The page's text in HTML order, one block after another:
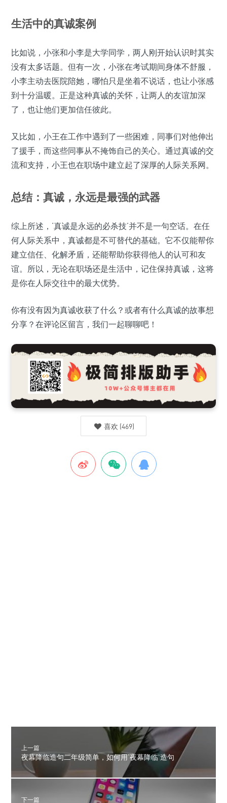
生活中的真诚案例
比如说，小张和小李是大学同学，两人刚开始认识时其实
没有太多话题。但有一次，小张在考试期间身体不舒服，
小李主动去医院陪她，哪怕只是坐着不说话，也让小张感
到十分温暖。正是这种真诚的关怀，让两人的友谊加深
了，也让他们更加信任彼此。
又比如，小王在工作中遇到了一些困难，同事们对他伸出
了援手，而这些同事从不掩饰自己的关心。通过真诚的交
流和支持，小王也在职场中建立起了深厚的人际关系网。
总结：真诚，永远是最强的武器
综上所述，‘真诚是永远的必杀技’并不是一句空话。在任
何人际关系中，真诚都是不可替代的基础。它不仅能帮你
建立信任、化解矛盾，还能帮助你获得他人的认可和友
谊。所以，无论在职场还是生活中，记住保持真诚，这将
是你在人际交往中的最大优势。
你有没有因为真诚收获了什么？或者有什么真诚的故事想
分享？在评论区留言，我们一起聊聊吧！
喜欢 (469)
上一篇
夜幕降临造句二年级简单，如何用‘夜幕降临’造句
下一篇